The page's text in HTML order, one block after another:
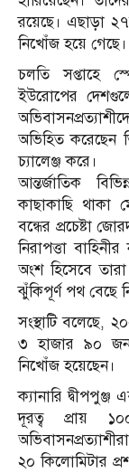
রয়েছে। এছাড়া
নিখোঁজ হয়ে গেছে।
চলতি সপ্তাহে
ইউরোপের
অভিহিত করেছেন
চ্যালেঞ্জ করে।
আন্তর্জাতিক
কাছাকাছি থাকা
বন্ধের প্রচেষ্টা
নিরাপত্তা
অংশ হিসেবে
ঝুঁকিপূর্ণ পথ বেছে
সংস্থাটি বলেছে,
৩ হাজার ৯০ জন
নিখোঁজ হয়েছেন।
ক্যানারি
দূরত্ব প্রায়
২০ কিলোমিটার